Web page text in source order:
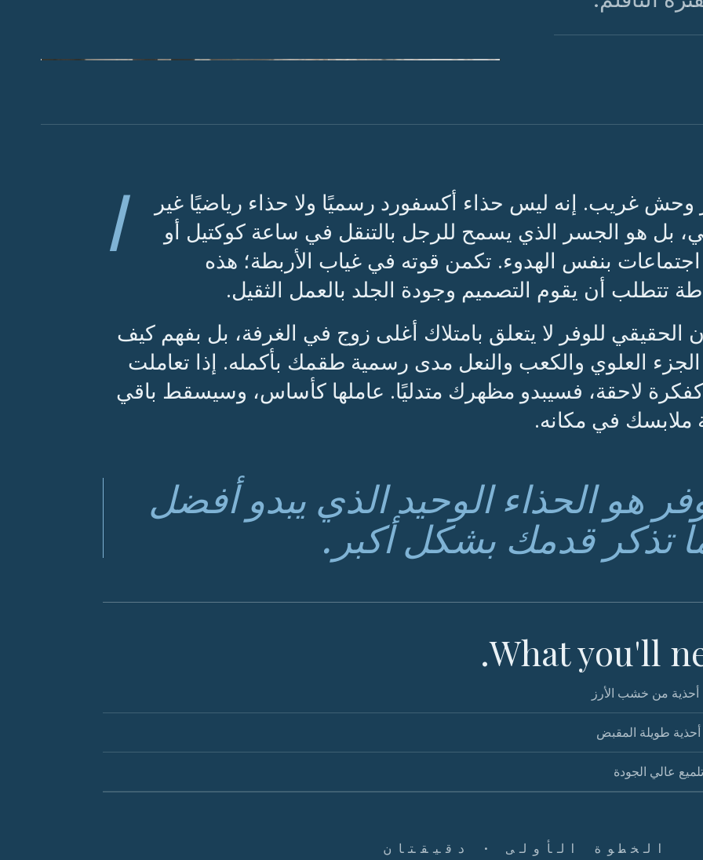
ا
وحش غريب. إنه ليس حذاء أكسفورد رسميًا ولا حذاء رياضيًا غير
بل هو الجسر الذي يسمح للرجل بالتنقل في ساعة كوكتيل أو
بنفس الهدوء. تكمن قوته في غياب الأربطة؛ هذه
تتطلب أن يقوم التصميم وجودة الجلد بالعمل الثقيل.
الحقيقي للوفر لا يتعلق بامتلاك أغلى زوج في الغرفة، بل بفهم كيف
العلوي والكعب والنعل مدى رسمية طقمك بأكمله. إذا تعاملت
لاحقة، فسيبدو مظهرك متدليًا. عاملها كأساس، وسيسقط باقي
ملابسك في مكانه.
هو الحذاء الوحيد الذي يبدو أفضل
تذكر قدمك بشكل أكبر.
What you'll
أحذية من خشب الأرز
أحذية طويلة المقبض
عالي الجودة
الخطوة الأولى · دقيقتان